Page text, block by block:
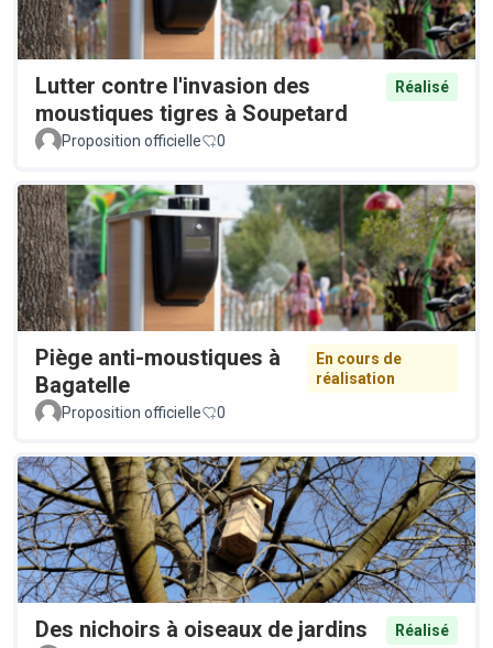
Lutter contre l'invasion des
moustiques tigres à Soupetard
Réalisé
Proposition officielle 0
Piège anti-moustiques à
Bagatelle
En cours de
réalisation
Proposition officielle
0
Des nichoirs à oiseaux de jardins
Réalisé